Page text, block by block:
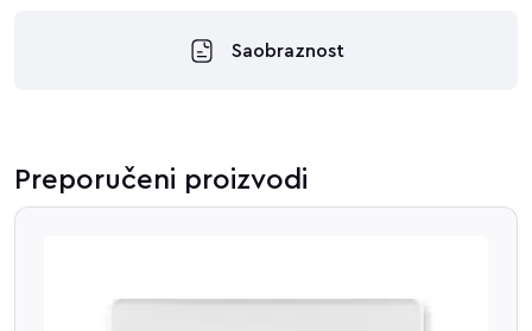
Saobraznost
Preporučeni proizvodi